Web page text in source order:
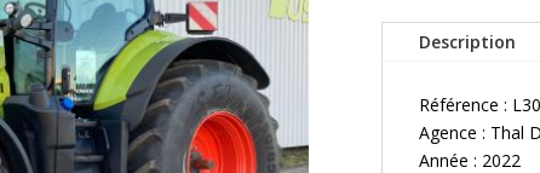
Description
Référence :
Agence : Thal
Année : 2022